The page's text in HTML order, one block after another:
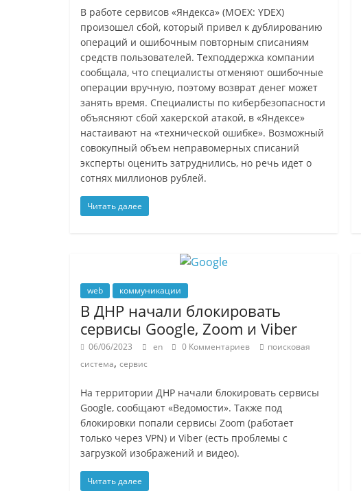
В работе сервисов «Яндекса» (MOEX: YDEX)
произошел сбой, который привел к дублированию
операций и ошибочным повторным списаниям
средств пользователей. Техподдержка компании
сообщала, что специалисты отменяют ошибочные
операции вручную, поэтому возврат денег может
занять время. Специалисты по кибербезопасности
объясняют сбой хакерской атакой, в «Яндексе»
настаивают на «технической ошибке». Возможный
совокупный объем неправомерных списаний
эксперты оценить затруднились, но речь идет о
сотнях миллионов рублей.
Читать далее
web коммуникации
В ДНР начали блокировать
сервисы Google, Zoom и Viber
06/06/2023 en 0 Комментариев
поисковая
система, сервис
На территории ДНР начали блокировать сервисы
Google, сообщают «Ведомости». Также под
блокировки попали сервисы Zoom (работает
только через VPN) и Viber (есть проблемы с
загрузкой изображений и видео).
Читать далее